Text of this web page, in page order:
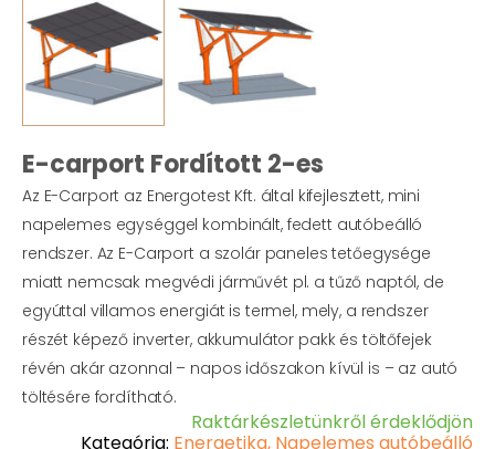
E-carport Fordított 2-es
Az E-Carport az Energotest Kft. által kifejlesztett, mini
napelemes egységgel kombinált, fedett autóbeálló
rendszer. Az E-Carport a szolár paneles tetőegysége
miatt nemcsak megvédi járművét pl. a tűző naptól, de
egyúttal villamos energiát is termel, mely, a rendszer
részét képező inverter, akkumulátor pakk és töltőfejek
révén akár azonnal – napos időszakon kívül is – az autó
töltésére fordítható.
Raktárkészletünkről érdeklődjön
Kategória: Energetika, Napelemes autóbeálló